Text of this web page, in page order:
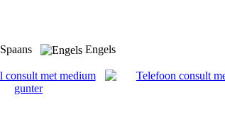
Spaans Engels